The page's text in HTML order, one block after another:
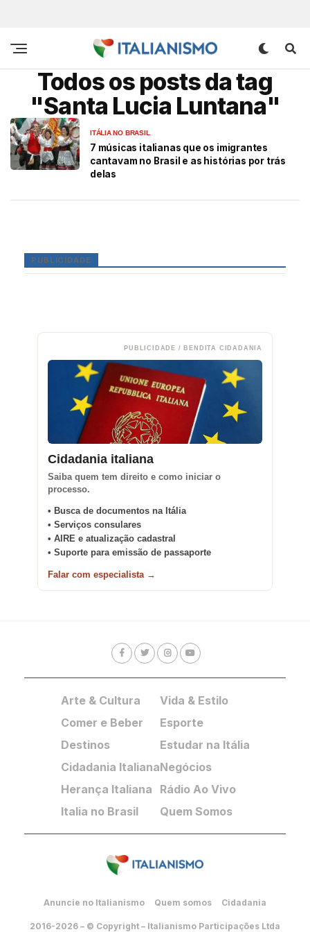
Todos os posts da tag
"Santa Lucia Luntana"
ITÁLIA NO BRASIL
7 músicas italianas que os imigrantes
cantavam no Brasil e as histórias por trás
delas
PUBLICIDADE
PUBLICIDADE / BENDITA CIDADANIA
Cidadania italiana
Saiba quem tem direito e como iniciar o
processo.
• Busca de documentos na Itália
• Serviços consulares
• AIRE e atualização cadastral
• Suporte para emissão de passaporte
Falar com especialista →
Arte & Cultura
Comer e Beber
Destinos
Cidadania Italiana
Herança Italiana
Italia no Brasil
Vida & Estilo
Esporte
Estudar na Itália
Negócios
Rádio Ao Vivo
Quem Somos
Anuncie no Italianismo Quem somos Cidadania
2016-2026 – © Copyright – Italianismo Participações Ltda